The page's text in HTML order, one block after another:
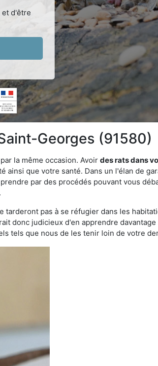
et d'être
Georges (91580)
la même occasion. Avoir des rats dans
que votre santé. Dans un l'élan de
par des procédés pouvant vous
pas à se réfugier dans les
donc judicieux d'en apprendre
tels que nous de les tenir loin de votre